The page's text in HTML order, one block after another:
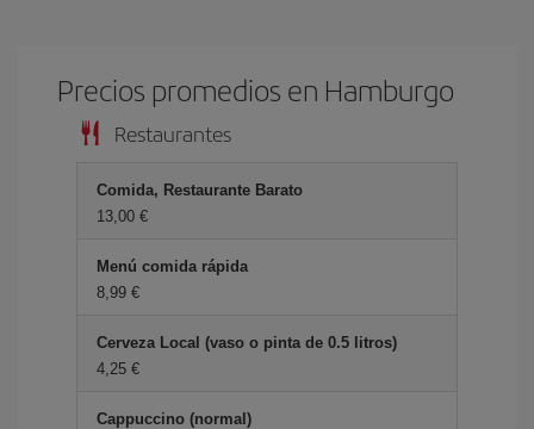
Precios promedios en Hamburgo
Restaurantes
Comida, Restaurante Barato
13,00 €
Menú comida rápida
8,99 €
Cerveza Local (vaso o pinta de 0.5 litros)
4,25 €
Cappuccino (normal)